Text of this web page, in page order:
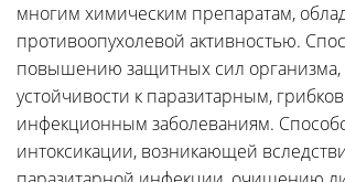
многим химическим препаратам,
противоопухолевой активностью.
повышению защитных сил
устойчивости к паразитарным,
инфекционным заболеваниям.
интоксикации, возникающей